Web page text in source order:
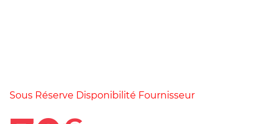
Sous Réserve Disponibilité Fournisseur